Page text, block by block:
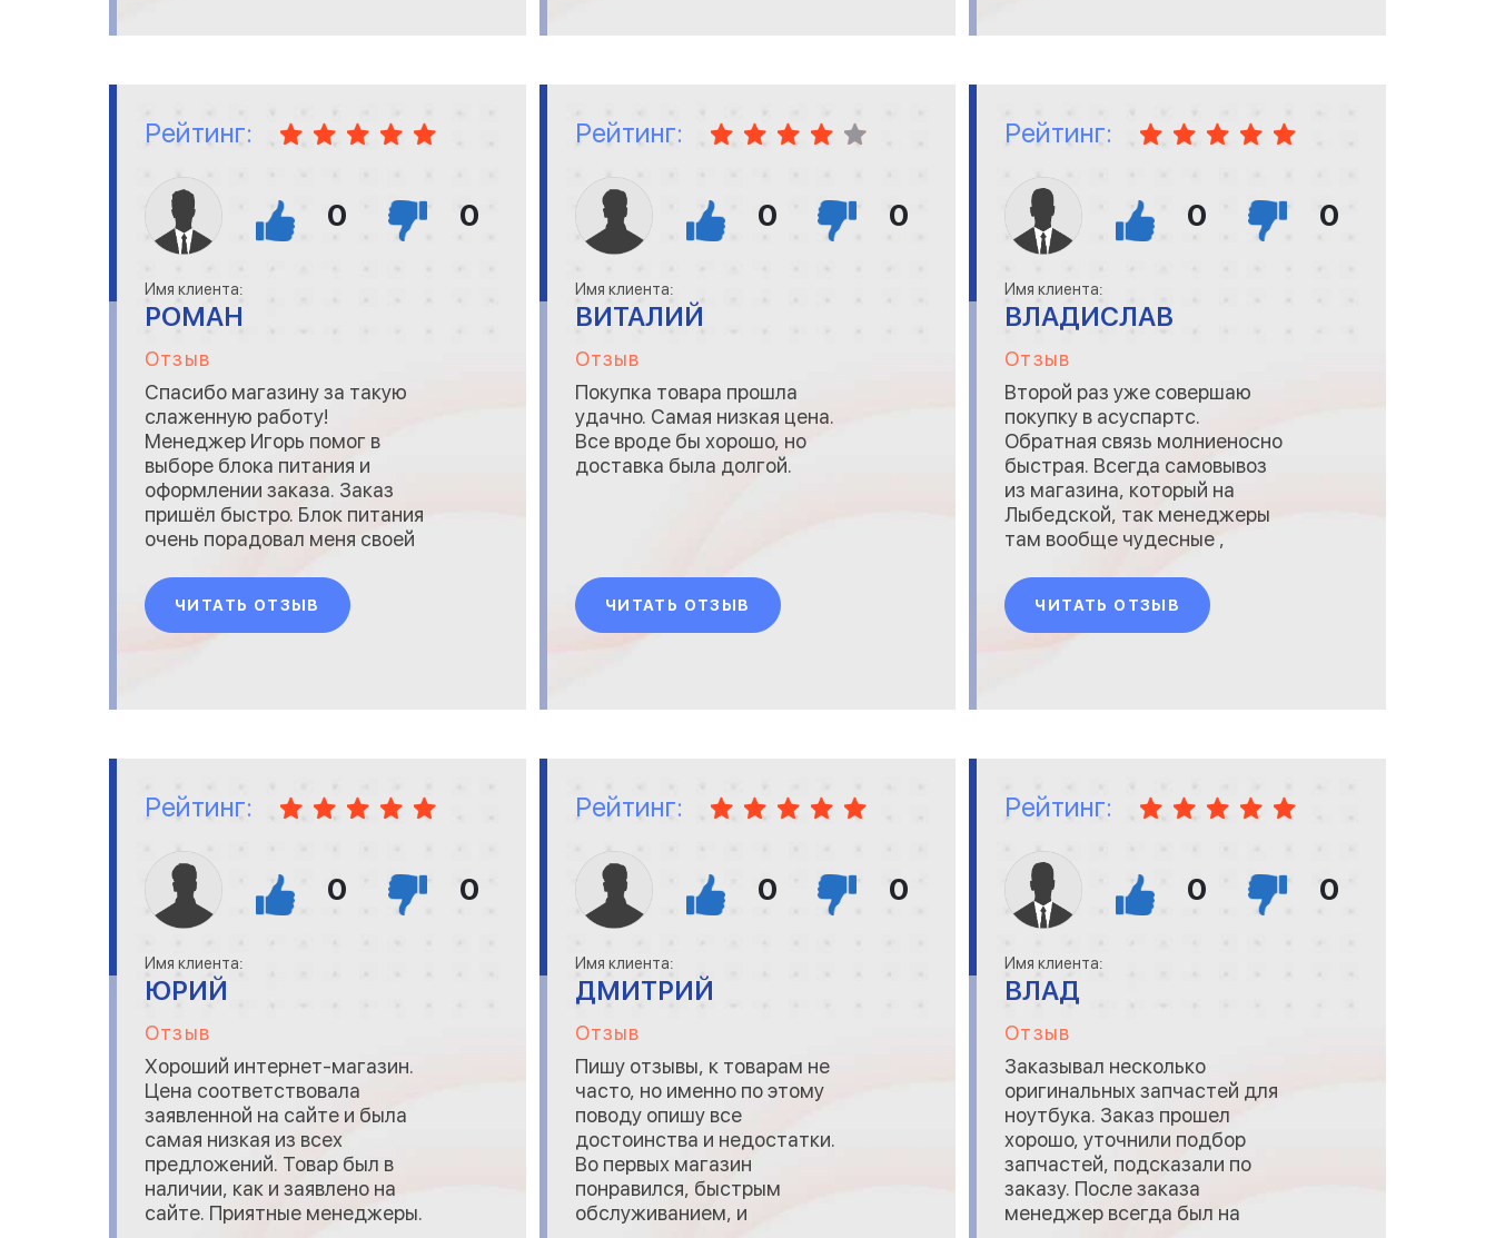
Рейтинг:
0 0
Имя клиента:
РОМАН
Отзыв
Спасибо магазину за такую
слаженную работу!
Менеджер Игорь помог в
выборе блока питания и
оформлении заказа. Заказ
пришёл быстро. Блок питания
очень порадовал меня своей
надежный пластик и
мощная). Буду к вам
обращаться ещё!)
ЧИТАТЬ ОТЗЫВ
Рейтинг:
0 0
Имя клиента:
ВИТАЛИЙ
Отзыв
Покупка товара прошла
удачно. Самая низкая цена.
Все вроде бы хорошо, но
доставка была долгой.
ЧИТАТЬ ОТЗЫВ
Рейтинг:
0 0
Имя клиента:
ВЛАДИСЛАВ
Отзыв
Второй раз уже совершаю
покупку в асуспартс.
Обратная связь молниеносно
быстрая. Всегда самовывоз
из магазина, который на
Лыбедской, так менеджеры
там вообще чудесные ,
Парни и помогут, и
посоветуют, прям, как
родные))) Вы как всегда на
ЧИТАТЬ ОТЗЫВ
Рейтинг:
0 0
Имя клиента:
ЮРИЙ
Отзыв
Хороший интернет-магазин.
Цена соответствовала
заявленной на сайте и была
самая низкая из всех
предложений. Товар был в
наличии, как и заявлено на
сайте. Приятные менеджеры.
Рейтинг:
0 0
Имя клиента:
ДМИТРИЙ
Отзыв
Пишу отзывы, к товарам не
часто, но именно по этому
поводу опишу все
достоинства и недостатки.
Во первых магазин
понравился, быстрым
обслуживанием, и
Рейтинг:
0 0
Имя клиента:
ВЛАД
Отзыв
Заказывал несколько
оригинальных запчастей для
ноутбука. Заказ прошел
хорошо, уточнили подбор
запчастей, подсказали по
заказу. После заказа
менеджер всегда был на